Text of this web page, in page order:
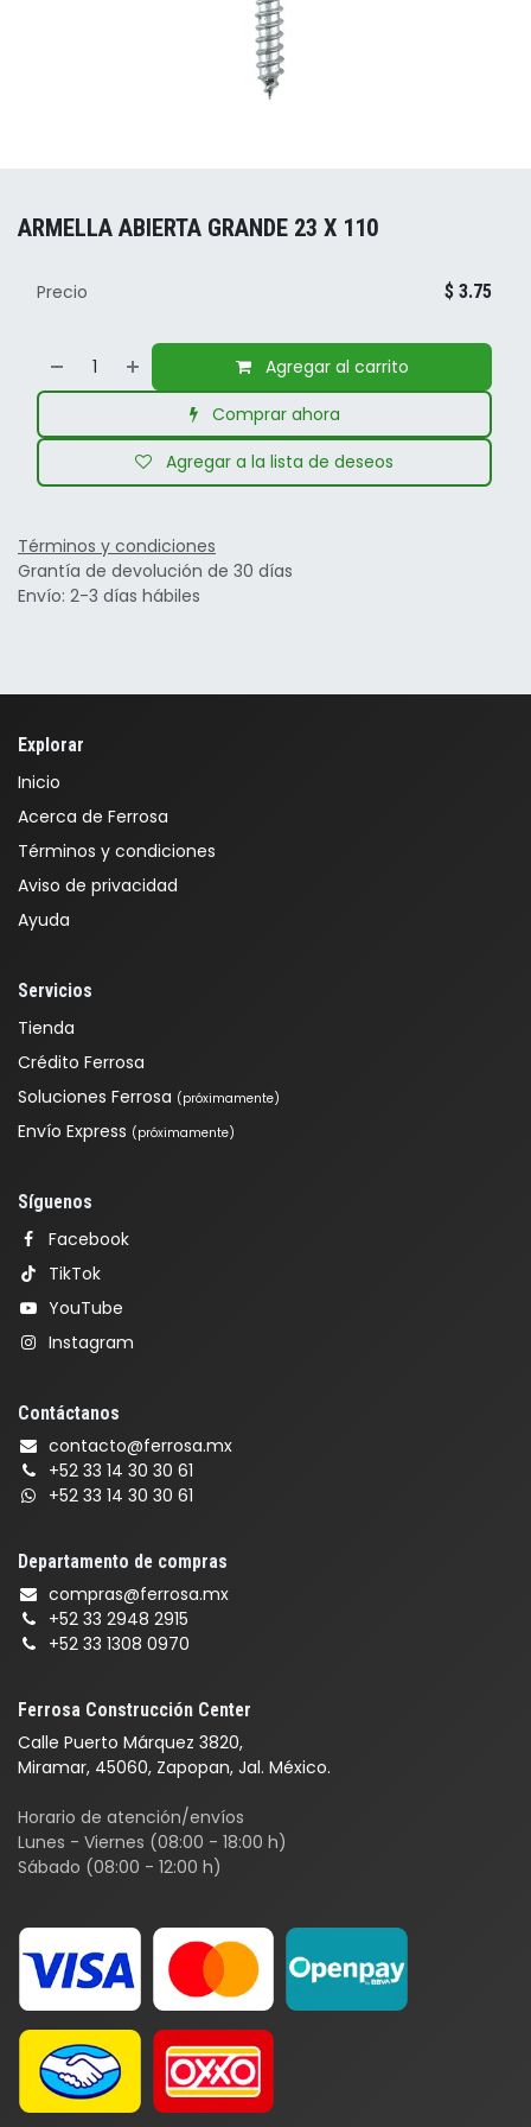
ARMELLA ABIERTA GRANDE 23 X 110
Agregar al carrito
Comprar ahora
Agregar a la lista de deseos
Precio $ 3.75
Términos y condiciones
Grantía de devolución de 30 días
Envío: 2-3 días hábiles
Explorar
Inicio
Acerca de Ferrosa
Términos y condiciones
Aviso de privacidad
Ayuda
Servicios
Tienda
Crédito Ferrosa
Soluciones Ferrosa (próximamente)
Envío Express (próximamente)
Ferrosa Construcción Center
Calle Puerto Márquez 3820,
Miramar, 45060, Zapopan, Jal. México.
Horario de atención/envíos
Lunes - Viernes (08:00 - 18:00 h)
Sábado (08:00 - 12:00 h)
Síguenos
Facebook
TikTok
YouTube
Instagram
Contáctanos
contacto@ferrosa.mx
+52 33 14 30 30 61
+52 33 14 30 30 61
Departamento de compras
compras@ferrosa.mx
+52 33 2948 2915
+52 33 1308 0970